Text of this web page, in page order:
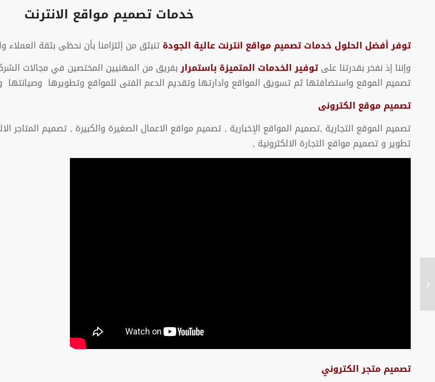
خدمات تصميم مواقع الانترنت
توفر أفضل الحلول خدمات تصميم مواقع انترنت عالية الجودة تنبثق من إلتزامنا بأن نحظى بثقة العملاء
وإننا إذ نفخر بقدرتنا على توفير الخدمات المتميزة باستمراربفريق من المهنيين المختصين في مجالات
تصميم الموقع واستضافتها ثم تسويق المواقع وادارتها وتقديم الدعم الفنى للمواقع وتطويرها وصيانتها
تصميم موقع الكترونى
تصميم الموقع التجارية ,تصميم المواقع الإخبارية , تصميم مواقع الاعمال الصغيرة والكبيرة , تصميم المتاجر
تطوير و تصميم مواقع التجارة الالكترونية ,
تصميم متجر الكتروني